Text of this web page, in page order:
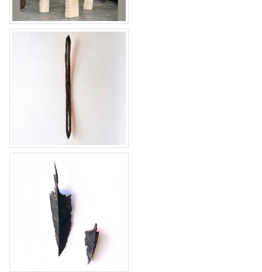
le timbre Dorique VII, VIII &
IX
Vuurvliegje 12